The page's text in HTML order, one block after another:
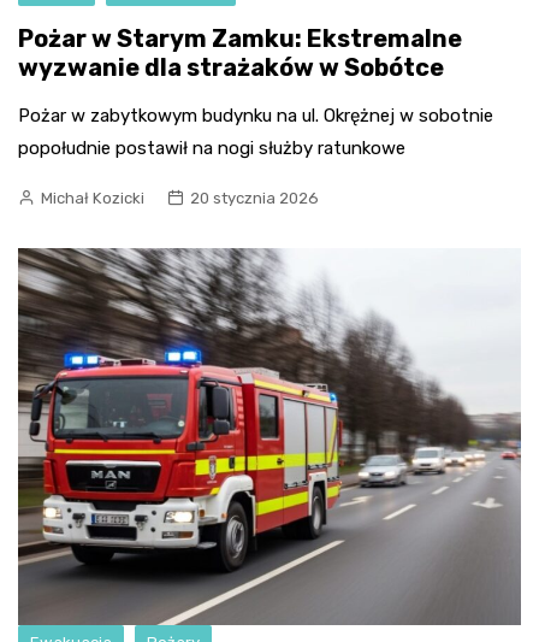
Pożar w Starym Zamku: Ekstremalne
wyzwanie dla strażaków w Sobótce
Pożar w zabytkowym budynku na ul. Okrężnej w sobotnie
popołudnie postawił na nogi służby ratunkowe
Michał Kozicki 20 stycznia 2026